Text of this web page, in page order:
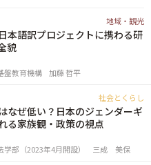
地域・観光
本語訳プロジェクトに携わる研
貌
盤教育機構 加藤 哲平
社会とくらし
なぜ低い？日本のジェンダーギ
る家族観・政策の視点
学部（2023年4月開設） 三成 美保